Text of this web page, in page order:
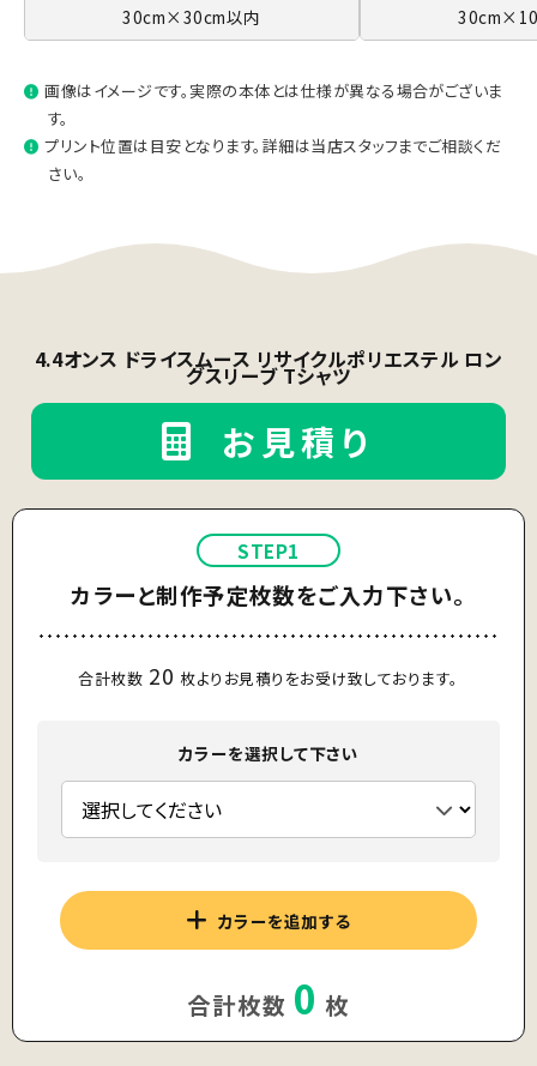
30cm×30cm以内
画像はイメージです。実際の本体とは仕様が異なる場合がございま
す。
プリント位置は目安となります。詳細は当店スタッフまでご相談くだ
さい。
4.4オンス ドライスムース リサイクルポリエステル ロン
グスリーブ Tシャツ
お見積り
STEP1
カラーと制作予定枚数をご入力下さい。
合計枚数 20 枚よりお見積りをお受け致しております。
カラーを選択して下さい
カラーを追加する
合計枚数 0 枚